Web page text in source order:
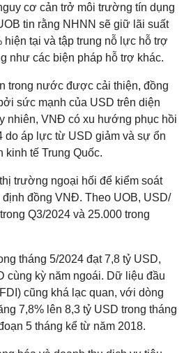
cơ cản trở môi trường tín dụng
tin rằng NHNN sẽ giữ lãi suất
tại và tập trung nỗ lực hỗ trợ
như các biện pháp hỗ trợ khác.
trong nước được cải thiện, đồng
sức mạnh của USD trên diện
nhiên, VNĐ có xu hướng phục hồi
do áp lực từ USD giảm và sự ổn
kinh tế Trung Quốc.
trường ngoại hối để kiểm soát
định đồng VNĐ. Theo UOB, USD/
Q3/2024 và 25.000 trong
tháng 5/2024 đạt 7,8 tỷ USD,
cùng kỳ năm ngoái. Dữ liệu đầu
cũng khá lạc quan, với dòng
7,8% lên 8,3 tỷ USD trong tháng
5 tháng kể từ năm 2018.